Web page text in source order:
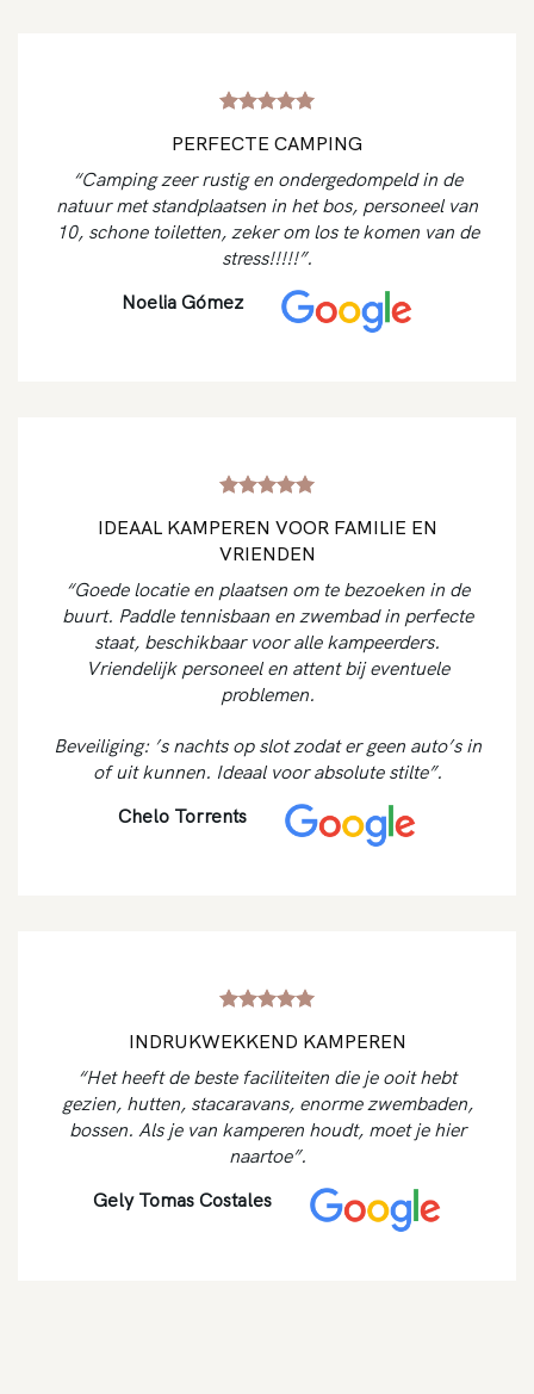
PERFECTE CAMPING
“Camping zeer rustig en ondergedompeld in de
natuur met standplaatsen in het bos, personeel van
10, schone toiletten, zeker om los te komen van de
stress!!!!!”.
Noelia Gómez
IDEAAL KAMPEREN VOOR FAMILIE EN
VRIENDEN
“Goede locatie en plaatsen om te bezoeken in de
buurt. Paddle tennisbaan en zwembad in perfecte
staat, beschikbaar voor alle kampeerders.
Vriendelijk personeel en attent bij eventuele
problemen.
Beveiliging: ’s nachts op slot zodat er geen auto’s in
of uit kunnen. Ideaal voor absolute stilte”.
Chelo Torrents
INDRUKWEKKEND KAMPEREN
“Het heeft de beste faciliteiten die je ooit hebt
gezien, hutten, stacaravans, enorme zwembaden,
bossen. Als je van kamperen houdt, moet je hier
naartoe”.
Gely Tomas Costales